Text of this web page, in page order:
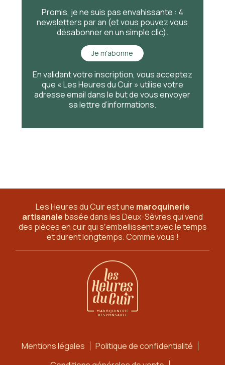
Promis, je ne suis pas envahissante : 4
newsletters par an (et vous pouvez vous
désabonner en un simple clic).
Je m'abonne
En validant votre inscription, vous acceptez
que « Les Heures du Cuir » utilise votre
adresse email dans le but de vous envoyer
sa lettre d’informations.
Les Heures du Cuir est une maroquinerie
artisanale basée dans les Deux-Sèvresqui vend
des pièces en cuir qui sʼembellissent avec le temps
et durent longtemps. Comme vous !
Mentions légales
Politique de confidentialité